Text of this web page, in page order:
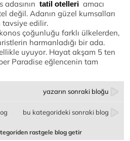
tatil otelleri amacı
değil. Adanın güzel kumsalları
tavsiye edilir.
çoğunluğu farklı ülkelerden,
harmanladığı bir ada.
uyuyor. Hayat akşam 5 ten
Paradise eğlencenin tam
yazarın sonraki bloğu
bu kategorideki sonraki blog
rastgele blog getir